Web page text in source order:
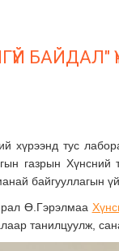
БАЙДАЛ"
тус
газрын
байгууллагын
Ө.Гэрэлмаа
танилцуулж,